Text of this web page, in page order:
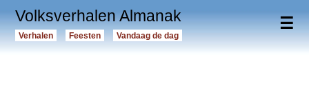
☰
Volksverhalen Almanak
Verhalen Feesten Vandaag de dag